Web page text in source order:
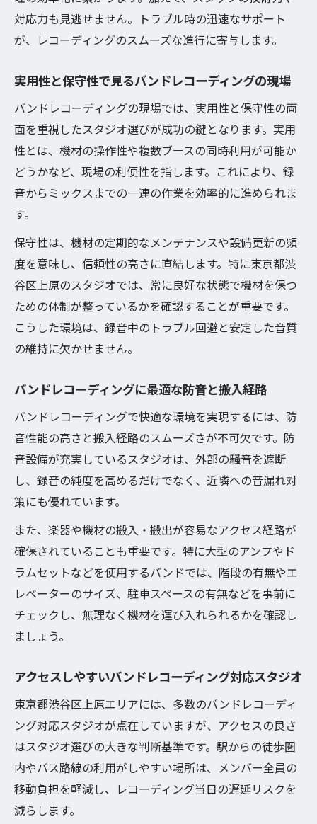
コーディング空間
バンドレコーディングとスタッフ常駐の重
保守性重視なら知っておきたい選定ポイント
バンドレコーディングで機材保守性が重要
な理由
保守性重視のバンドレコーディング設備チ
ェック法
スタジオの更新頻度がバンドレコーディン
バンドレコーディングに欠かせない信頼性
の見極め方
長期利用に強いバンドレコーディング環境
とは
快適なレコーディングを支える設備の特徴
重要性
快適性向上に効くバンドレコーディング機
材の選び方
バンドレコーディング利用時の搬入導線の
工夫
バンドレコーディングに最適な空間設計の
バンドレコーディング向けスタッフ対応の
メリット
長時間利用に活きるバンド録音環境の工夫
バンドレコーディング長時間利用時の快適
重要
バンドレコーディング対応の休憩スペース
と利便性
バンドレコーディング中のストレス軽減ポ
イント
長時間でも安心なバンドレコーディング運
用術
対応力も見逃せません。トラブル時の迅速なサポート
が、レコーディングのスムーズな進行に寄与します。
実用性と保守性で見るバンドレコーディングの現場
バンドレコーディングの現場では、実用性と保守性の両
面を重視したスタジオ選びが成功の鍵となります。実用
性とは、機材の操作性や複数ブースの同時利用が可能か
どうかなど、現場の利便性を指します。これにより、録
音からミックスまでの一連の作業を効率的に進められま
す。
保守性は、機材の定期的なメンテナンスや設備更新の頻
度を意味し、信頼性の高さに直結します。特に東京都渋
谷区上原のスタジオでは、常に良好な状態で機材を保つ
ための体制が整っているかを確認することが重要です。
こうした環境は、録音中のトラブル回避と安定した音質
の維持に欠かせません。
バンドレコーディングに最適な防音と搬入経路
バンドレコーディングで快適な環境を実現するには、防
音性能の高さと搬入経路のスムーズさが不可欠です。防
音設備が充実しているスタジオは、外部の騒音を遮断
し、録音の純度を高めるだけでなく、近隣への音漏れ対
策にも優れています。
また、楽器や機材の搬入・搬出が容易なアクセス経路が
確保されていることも重要です。特に大型のアンプやド
ラムセットなどを使用するバンドでは、階段の有無やエ
レベーターのサイズ、駐車スペースの有無などを事前に
チェックし、無理なく機材を運び入れられるかを確認し
ましょう。
アクセスしやすいバンドレコーディング対応スタジオ
東京都渋谷区上原エリアには、多数のバンドレコーディ
ング対応スタジオが点在していますが、アクセスの良さ
はスタジオ選びの大きな判断基準です。駅からの徒歩圏
内やバス路線の利用がしやすい場所は、メンバー全員の
移動負担を軽減し、レコーディング当日の遅延リスクを
減らします。